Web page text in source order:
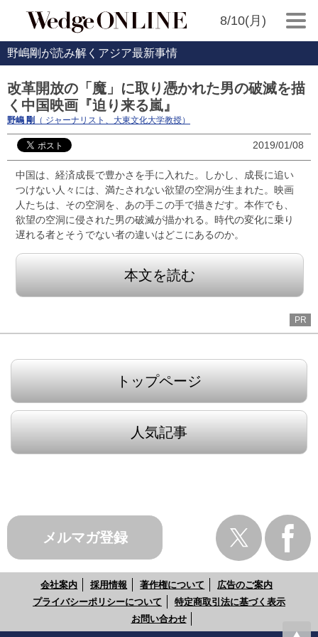
8/10(月)
野嶋剛が読み解くアジア最新事情
改革開放の「魔」に取り憑かれた男の破滅を描
く中国映画『迫り来る嵐』
野嶋 剛 （ ジャーナリスト、大東文化大学教授）
2019/01/08
中国は、経済成長で豊かさを手に入れた。しかし、成長に追い
つけない人々には、満たされない欲望の空洞が生まれた。映画
人たちは、その空洞を、あの手この手で描きだす。本作でも、
欲望の空洞に侵された男の破滅が描かれる。時代の変化に乗り
遅れる者とそうでない者の違いはどこにあるのか。
本文を読む
PR
トップページ
人気記事
メルマガ登録
会社案内 採用情報 著作権について
広告のご案内
プライバシーポリシーについて
特定商取引法に基づく表示
お問い合わせ